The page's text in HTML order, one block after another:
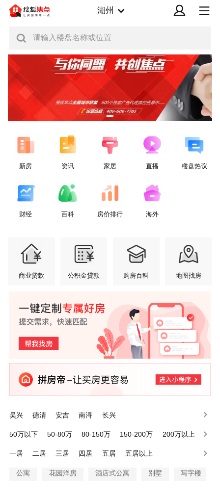
湖州
请输入楼盘名称或位置
新房 资讯 家居 直播 楼盘热议
财经 百科 房价排行 海外
商业贷款 公积金贷款 购房百科 地图找房
吴兴 德清 安吉 南浔 长兴
50万以下 50-80万 80-150万 150-200万 200万以上
一居 二居 三居 四居 五居 五居以上
公寓 花园洋房 酒店式公寓 别墅 写字楼